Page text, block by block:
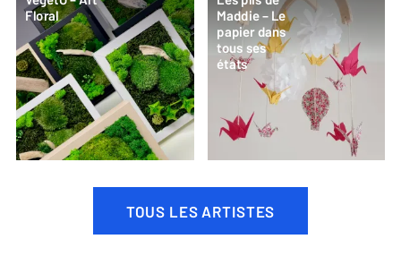
Floral
Maddie – Le
papier dans
tous ses
états
TOUS LES ARTISTES